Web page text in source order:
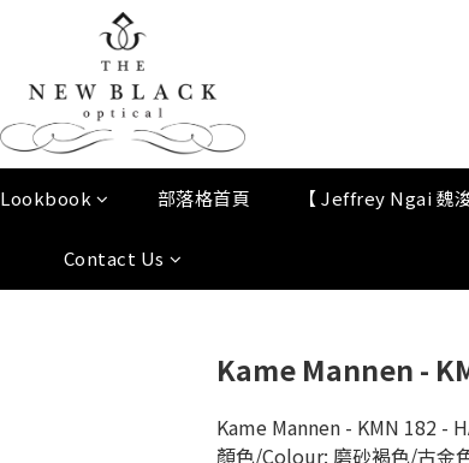
Lookbook 部落格首頁 【 Jeffrey Ngai 魏
Contact Us
Kame Mannen -
Kame Mannen - KMN 182 -
顏色/Colour: 磨砂褐色/古金